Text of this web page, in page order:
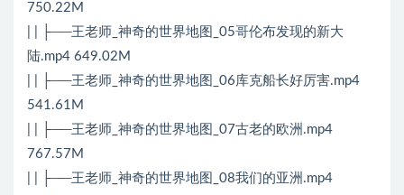
750.22M
| | ├──王老师_神奇的世界地图_05哥伦布发现的新大
陆.mp4 649.02M
| | ├──王老师_神奇的世界地图_06库克船长好厉害.mp4
541.61M
| | ├──王老师_神奇的世界地图_07古老的欧洲.mp4
767.57M
| | ├──王老师_神奇的世界地图_08我们的亚洲.mp4